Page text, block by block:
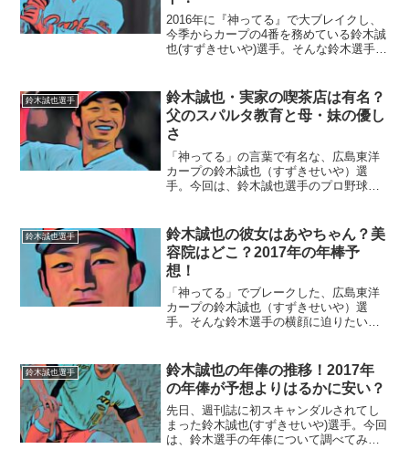
2016年に『神ってる』で大ブレイクし、
今季からカープの4番を務めている鈴木誠
也(すずきせいや)選手。そんな鈴木選手の
スキャンダルの真相に迫っていきます！■
週刊誌に女性...
鈴木誠也選手
鈴木誠也・実家の喫茶店は有名？
父のスパルタ教育と母・妹の優し
さ
「神ってる」の言葉で有名な、広島東洋
カープの鈴木誠也（すずきせいや）選
手。今回は、鈴木誠也選手のプロ野球選
有名？鈴木誠也選手の実家は、東京の下
町・荒川区町屋で喫茶店を...
鈴木誠也選手
鈴木誠也の彼女はあやちゃん？美
容院はどこ？2017年の年棒予
想！
「神ってる」でブレークした、広島東洋
カープの鈴木誠也（すずきせいや）選
手。そんな鈴木選手の横顔に迫りたいと
也選手です。彼女がいるのか？いないの
か？とても気になりますね...
鈴木誠也選手
鈴木誠也の年俸の推移！2017年
の年俸が予想よりはるかに安い？
先日、週刊誌に初スキャンダルされてし
まった鈴木誠也(すずきせいや)選手。今回
は、鈴木選手の年俸について調べてみま